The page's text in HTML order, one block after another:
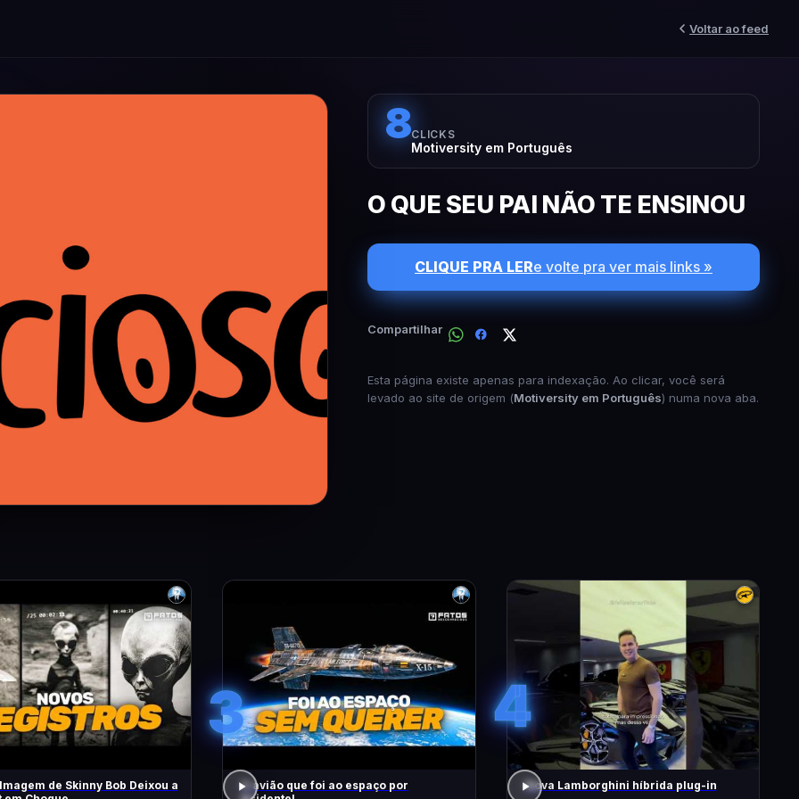
Voltar ao feed
8CLICKS
Motiversity em Português
O QUE SEU PAI NÃO TE ENSINOU
CLIQUE PRA LERe volte pra ver mais links »
Compartilhar
Esta página existe apenas para indexação. Ao clicar, você será
levado ao site de origem (Motiversity em Português) numa nova aba.
de Skinny Bob Deixou a
3
O avião que foi ao espaço por
4
Nova Lamborghini híbrida plug-in